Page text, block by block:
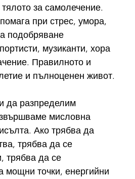
за самолечение.
при стрес, умора,
подобряване
музиканти, хора
Правилното и
и пълноценен живот.
да разпределим
мисловна
Ако трябва да
трябва да се
трябва да се
мощни точки, енергийни